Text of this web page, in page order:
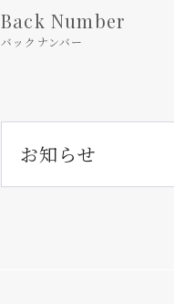
Back Number
バックナンバー
お知らせ